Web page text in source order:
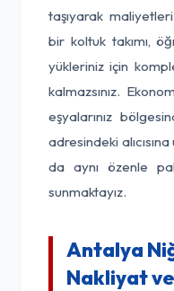
taşıyarak
bir koltuk takımı,
yükleriniz için
kalmazsınız.
eşyalarınız
adresindeki alıcısına
da aynı özenle
sunmaktayız.
Antalya
Nakliyat